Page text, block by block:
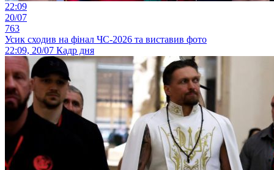
22:09
20/07
763
Усик сходив на фінал ЧС-2026 та виставив фото
22:09, 20/07 Кадр дня